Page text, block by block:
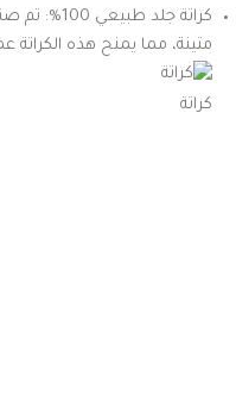
كراتة
متينة، مما يمنح هذه
كراتة